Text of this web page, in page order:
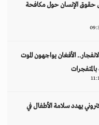
الإنسان حول مكافحة
الأفغان يواجهون الموت
بالمتفجرات
يهدد سلامة الأطفال في